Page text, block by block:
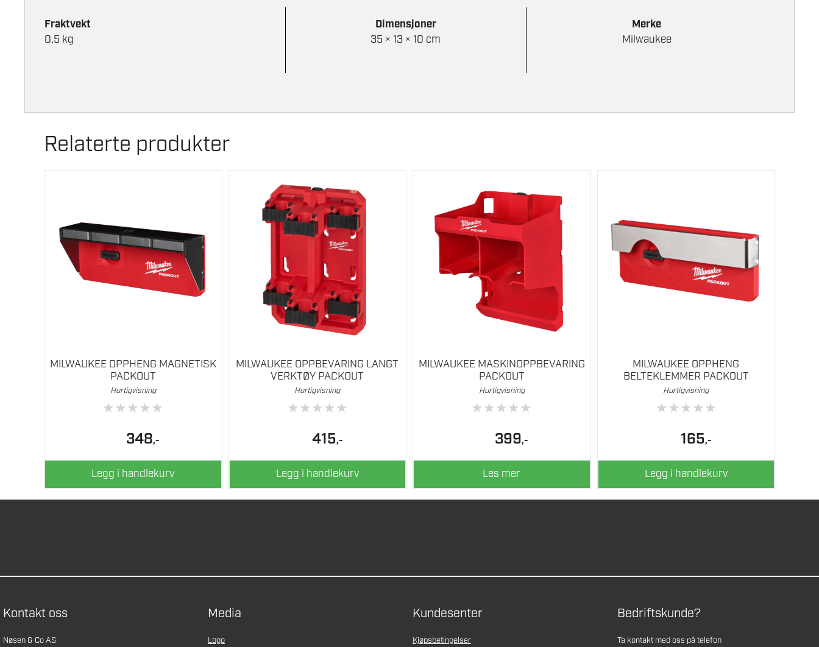
Fraktvekt
0,5 kg
Dimensjoner
35 × 13 × 10 cm
Merke
Milwaukee
Relaterte produkter
MILWAUKEE OPPHENG MAGNETISK
PACKOUT
Hurtigvisning
★★★★★
348,-
Legg i handlekurv
MILWAUKEE OPPBEVARING LANGT
VERKTØY PACKOUT
Hurtigvisning
★★★★★
415,-
Legg i handlekurv
MILWAUKEE MASKINOPPBEVARING
PACKOUT
Hurtigvisning
★★★★★
399,-
Les mer
MILWAUKEE OPPHENG
BELTEKLEMMER PACKOUT
Hurtigvisning
★★★★★
165,-
Legg i handlekurv
Kontakt oss
Nøsen & Co AS
Media
Logo
Kundesenter
Kjøpsbetingelser
Bedriftskunde?
Ta kontakt med oss på telefon